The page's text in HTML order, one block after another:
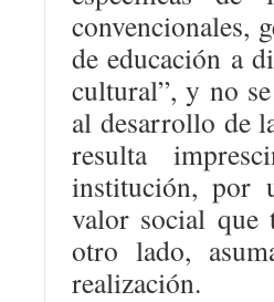
convencionales,
de educación a
cultural”, y no
al desarrollo de
resulta
institución, por
valor social que
otro lado,
realización.